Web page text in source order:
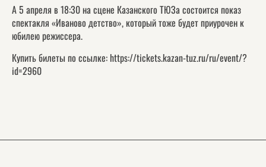
А 5 апреля в 18:30 на сцене Казанского ТЮЗа состоится показ
спектакля «Иваново детство», который тоже будет приурочен к
юбилею режиссера.
Купить билеты по ссылке: https://tickets.kazan-tuz.ru/ru/event/?
id=2960